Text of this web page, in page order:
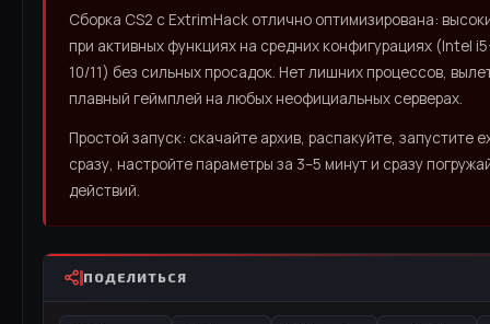
Сборка CS2 с ExtrimHack отлично оптимизирована:
при активных функциях на средних конфигурациях (Intel
10/11) без сильных просадок. Нет лишних процессов,
плавный геймплей на любых неофициальных серверах.
Простой запуск: скачайте архив, распакуйте, запустите
сразу, настройте параметры за 3–5 минут и сразу
действий.
ПОДЕЛИТЬСЯ